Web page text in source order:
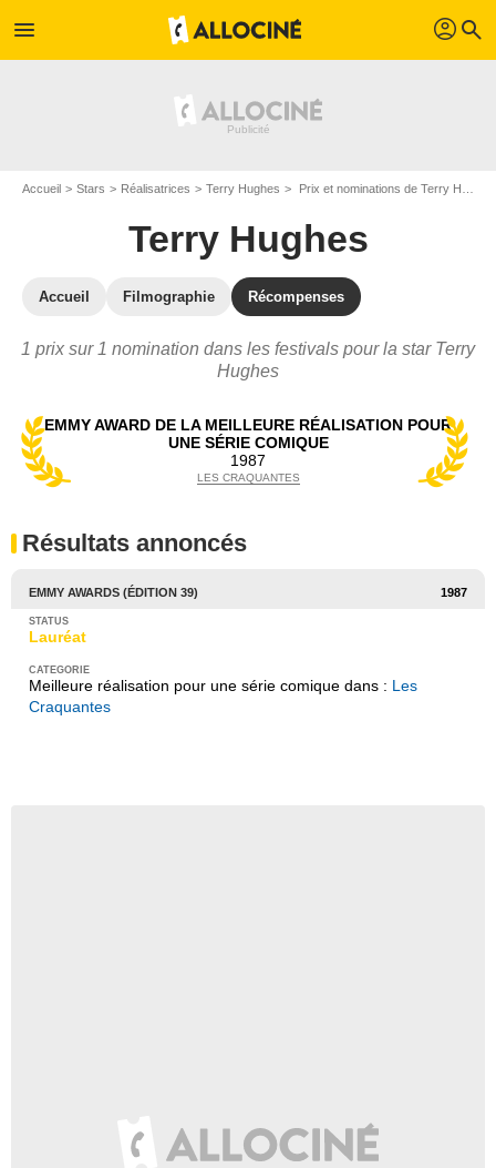
menu profil search
Accueil Stars Réalisatrices Terry Hughes Prix et nominations de Terry Hughes
Terry Hughes
Accueil Filmographie Récompenses
1 prix sur 1 nomination dans les festivals pour la star Terry
Hughes
EMMY AWARD DE LA MEILLEURE RÉALISATION POUR
UNE SÉRIE COMIQUE
1987
LES CRAQUANTES
Résultats annoncés
EMMY AWARDS (ÉDITION 39) 1987
Lauréat
Meilleure réalisation pour une série comique dans : Les
Craquantes